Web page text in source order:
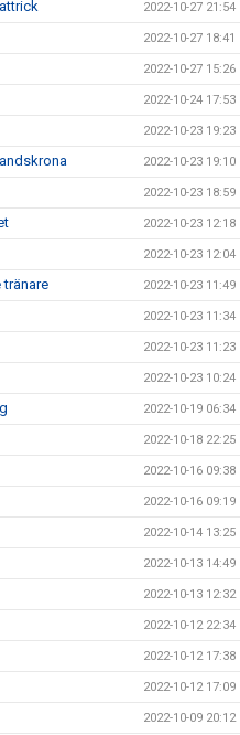
2022-10-27 21:54
2022-10-27 18:41
2022-10-27 15:26
2022-10-24 17:53
2022-10-23 19:23
2022-10-23 19:10
2022-10-23 18:59
2022-10-23 12:18
2022-10-23 12:04
tränare 2022-10-23 11:49
2022-10-23 11:34
2022-10-23 11:23
2022-10-23 10:24
2022-10-19 06:34
2022-10-18 22:25
2022-10-16 09:38
2022-10-16 09:19
2022-10-14 13:25
2022-10-13 14:49
2022-10-13 12:32
2022-10-12 22:34
2022-10-12 17:38
2022-10-12 17:09
2022-10-09 20:12